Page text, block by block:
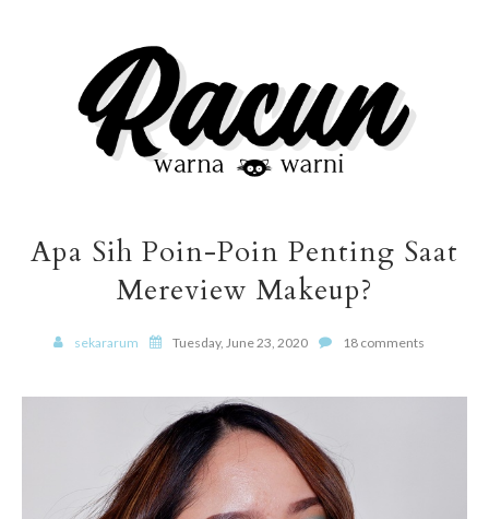
Apa Sih Poin-Poin Penting Saat
Mereview Makeup?
sekararum Tuesday, June 23, 2020 18 comments